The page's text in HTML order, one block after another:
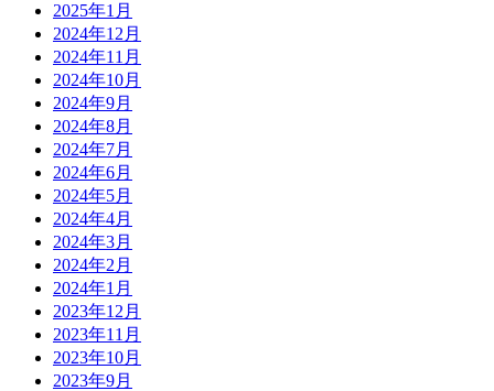
2025年1月
2024年12月
2024年11月
2024年10月
2024年9月
2024年8月
2024年7月
2024年6月
2024年5月
2024年4月
2024年3月
2024年2月
2024年1月
2023年12月
2023年11月
2023年10月
2023年9月